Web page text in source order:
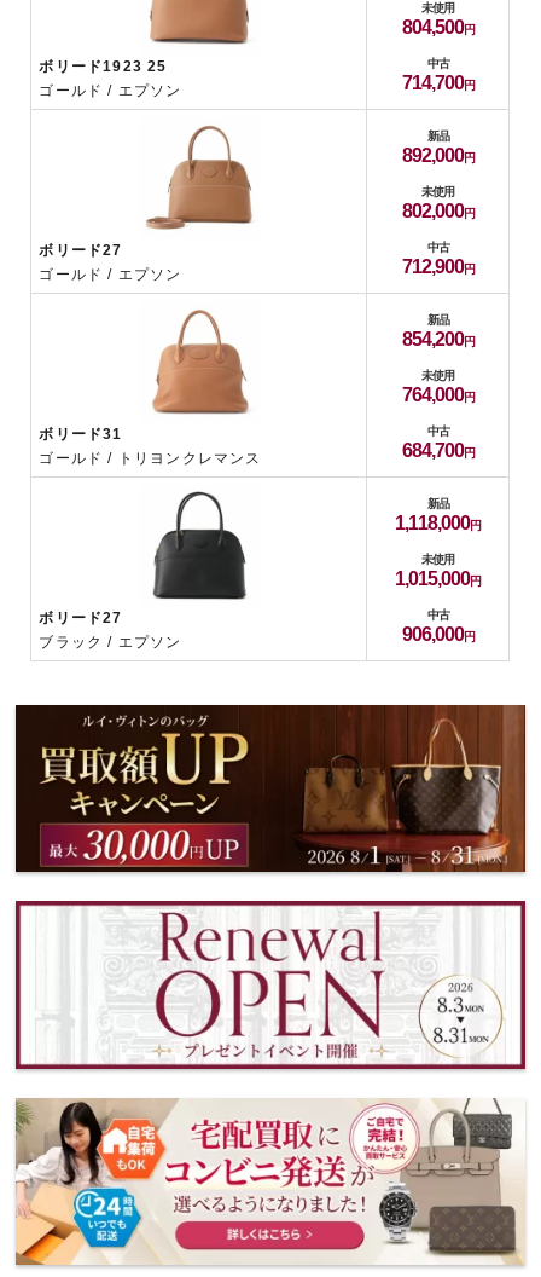
ボリード1923 25
ゴールド / エプソン
未使用
804,500
中古
714,700
ボリード27
ゴールド / エプソン
新品
892,000
未使用
802,000
中古
712,900
ボリード31
ゴールド / トリヨンクレマンス
新品
854,200
未使用
764,000
中古
684,700
ボリード27
ブラック / エプソン
新品
1,118,000
未使用
1,015,000
中古
906,000